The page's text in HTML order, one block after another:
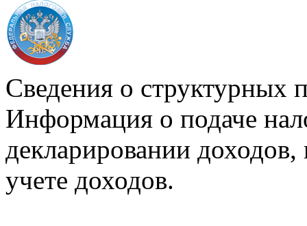
Сведения о структурных
Информация о подаче
декларировании доходов,
учете доходов.